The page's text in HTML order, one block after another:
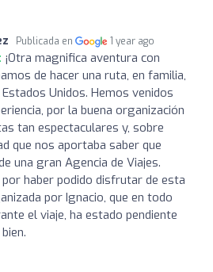
Publicada en 1 year ago
¡Otra magnifica aventura con
de hacer una ruta, en familia,
Unidos. Hemos venidos
por la buena organización
tan espectaculares y, sobre
que nos aportaba saber que
una gran Agencia de Viajes.
haber podido disfrutar de esta
por Ignacio, que en todo
el viaje, ha estado pendiente